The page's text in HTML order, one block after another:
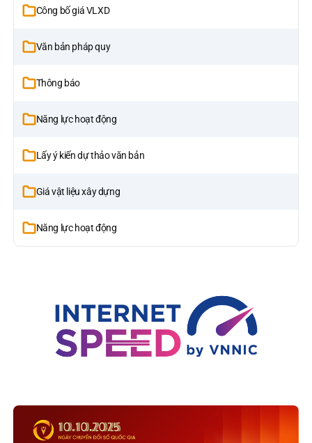
Công bố giá VLXD
Văn bản pháp quy
Thông báo
Năng lực hoạt động
Lấy ý kiến dự thảo văn bản
Giá vật liệu xây dựng
Năng lực hoạt động